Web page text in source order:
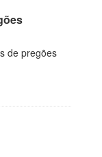
de pregões